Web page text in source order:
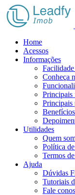
Home
Acessos
Informações
Conheça
Principais
Principais
Utilidades
Quem
Política
Termos
Ajuda
Dúvidas
Tutoriais
Fale